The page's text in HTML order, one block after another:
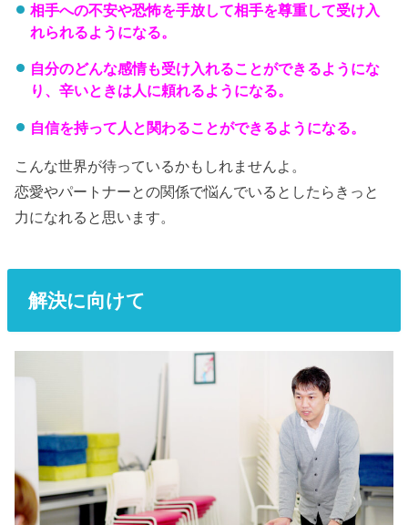
相手への不安や恐怖を手放して相手を尊重して受け入
れられるようになる。
自分のどんな感情も受け入れることができるようにな
り、辛いときは人に頼れるようになる。
自信を持って人と関わることができるようになる。
こんな世界が待っているかもしれませんよ。
恋愛やパートナーとの関係で悩んでいるとしたらきっと
力になれると思います。
解決に向けて